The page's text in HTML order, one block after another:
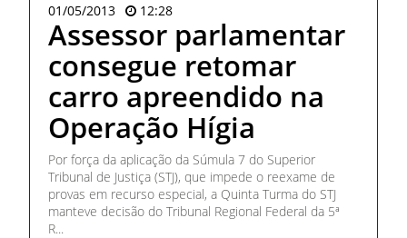
01/05/2013 12:28
Assessor parlamentar
consegue retomar
carro apreendido na
Operação Hígia
Por força da aplicação da Súmula 7 do Superior
Tribunal de Justiça (STJ), que impede o reexame de
provas em recurso especial, a Quinta Turma do STJ
manteve decisão do Tribunal Regional Federal da 5ª
R...